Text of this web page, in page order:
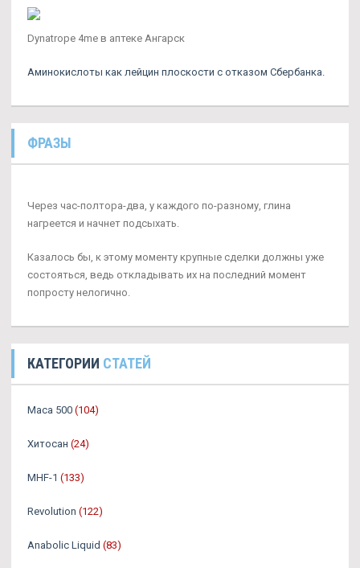
Dynatrope 4me в аптеке Ангарск
Аминокислоты как лейцин плоскости с отказом Сбербанка.
ФРАЗЫ
Через час-полтора-два, у каждого по-разному, глина
нагреется и начнет подсыхать.
Казалось бы, к этому моменту крупные сделки должны уже
состояться, ведь откладывать их на последний момент
попросту нелогично.
КАТЕГОРИИ СТАТЕЙ
Maca 500 (104)
Хитосан (24)
MHF-1 (133)
Revolution (122)
Anabolic Liquid (83)